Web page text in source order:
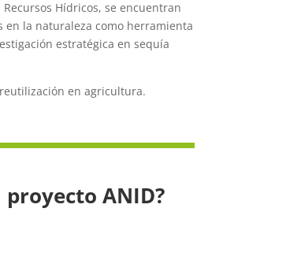
Hídricos, se encuentran
en la naturaleza como herramienta
estratégica en sequía
en agricultura.
ANID?